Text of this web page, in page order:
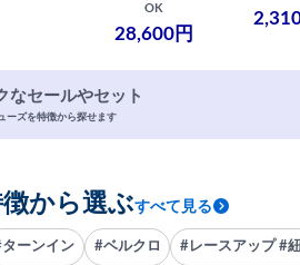
OK
28,600円
なセールやセット
ーズを特徴から探せます
から選ぶすべて見る
ーンイン #ベルクロ #レースアップ #